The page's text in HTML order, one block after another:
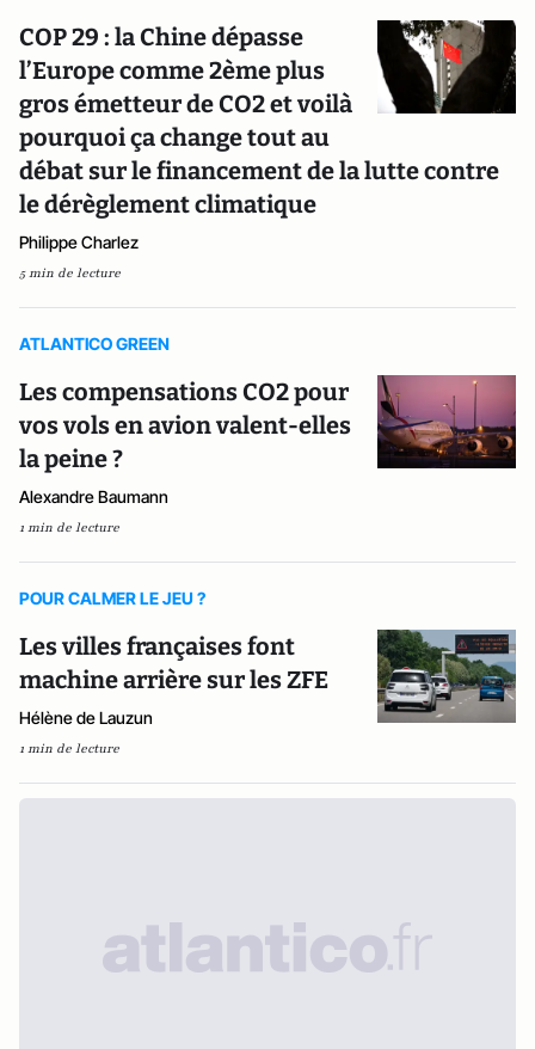
COP 29 : la Chine dépasse
l’Europe comme 2ème plus
gros émetteur de CO2 et voilà
pourquoi ça change tout au
débat sur le financement de la lutte contre
le dérèglement climatique
Philippe Charlez
5 min de lecture
ATLANTICO GREEN
Les compensations CO2 pour
vos vols en avion valent-elles
la peine ?
Alexandre Baumann
1 min de lecture
POUR CALMER LE JEU ?
Les villes françaises font
machine arrière sur les ZFE
Hélène de Lauzun
1 min de lecture